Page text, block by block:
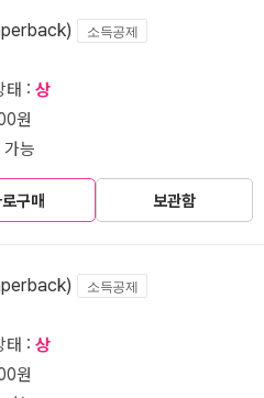
소득공제
: 상
원
능
구매 보관함
소득공제
: 상
원